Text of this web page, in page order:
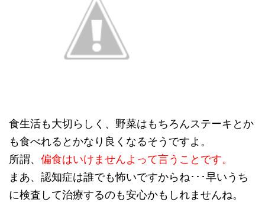
食生活も大切らしく、野菜はもちろんステーキとか
も食べれるとかなり良くなるそうですよ。
所謂、 偏食はいけませんよって言うことです。
まあ、認知症は誰でも怖いですからね･･･早いうち
に検査して治療するのも安心かもしれませんね。